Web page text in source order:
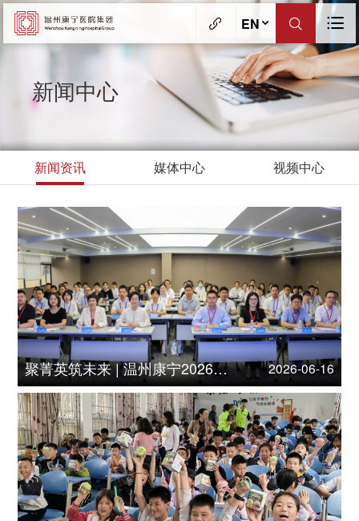
EN
新闻中心
新闻资讯 媒体中心 视频中心
聚菁英筑未来 | 温州康宁2026级“菁英培训营”开班 2026-06-16